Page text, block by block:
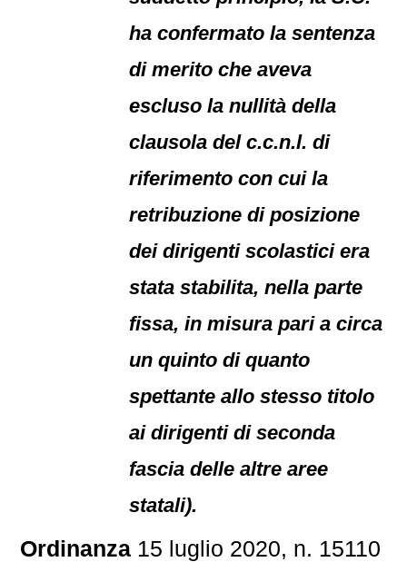
ha confermato la sentenza
di merito che aveva
escluso la nullità della
clausola del c.c.n.l. di
riferimento con cui la
retribuzione di posizione
dei dirigenti scolastici era
stata stabilita, nella parte
fissa, in misura pari a circa
un quinto di quanto
spettante allo stesso titolo
ai dirigenti di seconda
fascia delle altre aree
statali).
Ordinanza 15 luglio 2020, n. 15110